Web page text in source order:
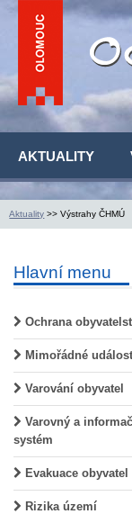
AKTUALITY
Aktuality >> Výstrahy ČHMÚ
Hlavní menu
Ochrana
Mimořádné
Varování obyvatel
Varovný a
systém
Evakuace obyvatel
Rizika území